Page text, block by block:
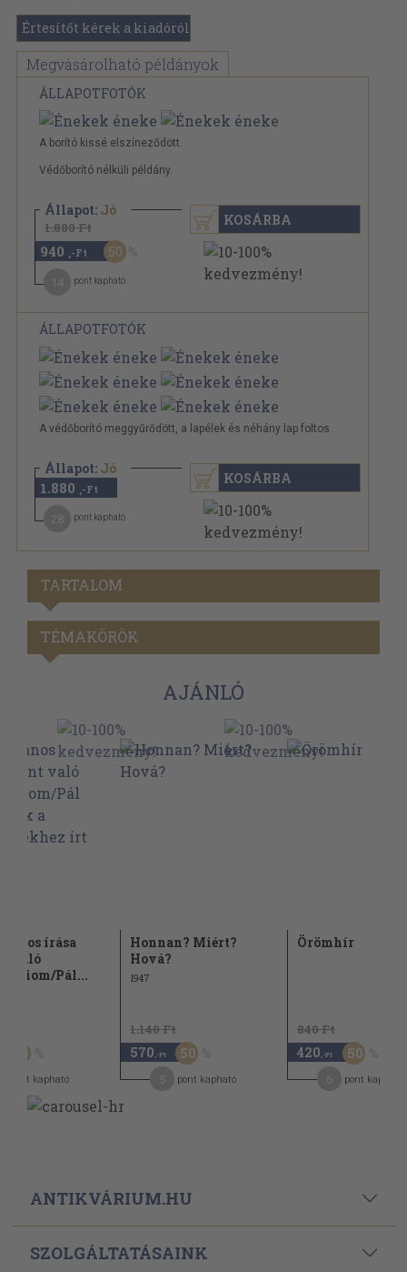
Értesítőt kérek a kiadóról
Megvásárolható példányok
ÁLLAPOTFOTÓK
A borító kissé elszíneződött.
Védőborító nélküli példány.
Állapot: Jó
1.880 Ft
940 ,-Ft 50
pont kapható
KOSÁRBA
ÁLLAPOTFOTÓK
A védőborító meggyűrődött, a lapélek és néhány lap foltos.
Állapot: Jó
1.880 ,-Ft
pont kapható
KOSÁRBA
TARTALOM
TÉMAKÖRÖK
AJÁNLÓ
írása
való
Pál...
50
pont kapható
Honnan? Miért?
Hová?
1947
1.140 Ft
570 ,-Ft 50
pont kapható
Örömhír
840 Ft
420 ,-Ft 50
pont kapható
ANTIKVÁRIUM.HU
SZOLGÁLTATÁSAINK